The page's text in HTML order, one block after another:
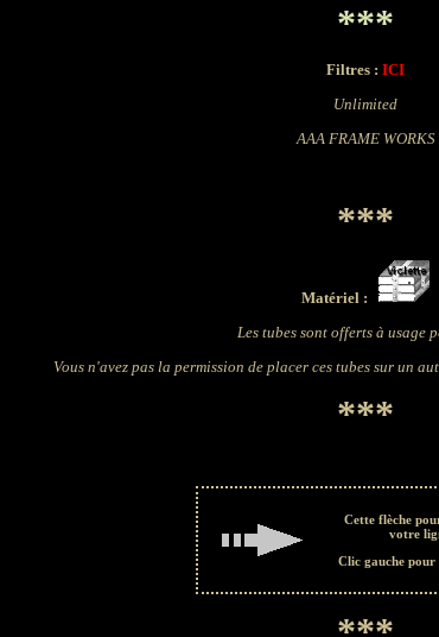
***
Filtres : ICI
Unlimited
AAA FRAME WORKS
***
Matériel :
Les tubes sont offerts à usage
Vous n'avez pas la permission de placer ces tubes sur un
***
Cette flèche
votre
Clic gauche pour